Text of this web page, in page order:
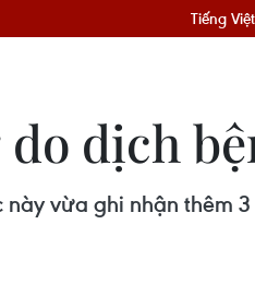
Tiếng Việt
dịch
vừa ghi nhận thêm